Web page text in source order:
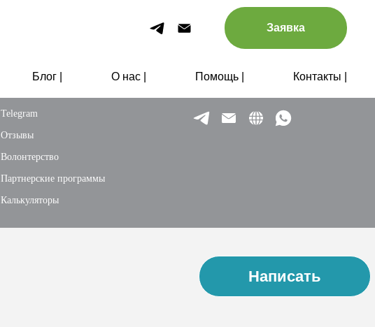
Заявка
Блог | О нас | Помощь | Контакты |
Telegram
Отзывы
Волонтерство
Партнерские программы
Калькуляторы
Написать